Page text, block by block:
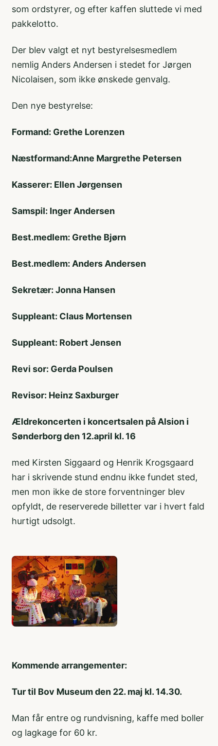
som ordstyrer, og efter kaffen sluttede vi med
pakkelotto.
Der blev valgt et nyt bestyrelsesmedlem
nemlig Anders Andersen i stedet for Jørgen
Nicolaisen, som ikke ønskede genvalg.
Den nye bestyrelse:
Formand: Grethe Lorenzen
Næstformand:Anne Margrethe Petersen
Kasserer: Ellen Jørgensen
Samspil: Inger Andersen
Best.medlem: Grethe Bjørn
Best.medlem: Anders Andersen
Sekretær: Jonna Hansen
Suppleant: Claus Mortensen
Suppleant: Robert Jensen
Revi sor: Gerda Poulsen
Revisor: Heinz Saxburger
Ældrekoncerten i koncertsalen på Alsion i
Sønderborg den 12.april kl. 16
med Kirsten Siggaard og Henrik Krogsgaard
har i skrivende stund endnu ikke fundet sted,
men mon ikke de store forventninger blev
opfyldt, de reserverede billetter var i hvert fald
hurtigt udsolgt.
Kommende arrangementer:
Tur til Bov Museum den 22. maj kl. 14.30.
Man får entre og rundvisning, kaffe med boller
og lagkage for 60 kr.